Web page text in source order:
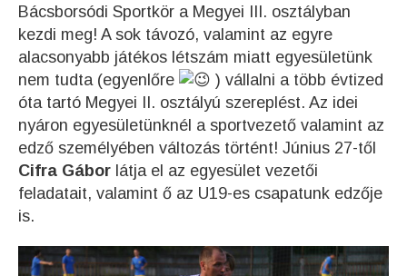
Bácsborsódi Sportkör a Megyei III. osztályban
kezdi meg! A sok távozó, valamint az egyre
alacsonyabb játékos létszám miatt egyesületünk
nem tudta (egyenlőre
) vállalni a több évtized
óta tartó Megyei II. osztályú szereplést. Az idei
nyáron egyesületünknél a sportvezető valamint az
edző személyében változás történt! Június 27-től
Cifra Gábor látja el az egyesület vezetői
feladatait, valamint ő az U19-es csapatunk edzője
is.